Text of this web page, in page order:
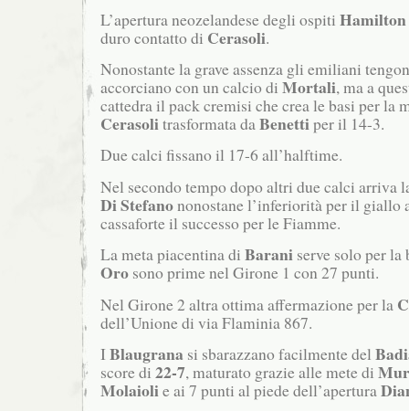
L’apertura neozelandese degli ospiti Hamilton
duro contatto di Cerasoli.
Nonostante la grave assenza gli emiliani
accorciano con un calcio di Mortali, ma a
cattedra il pack cremisi che crea le basi per la
Cerasolitrasformata daBenettiper il 14-3.
Due calci fissano il 17-6 all’halftime.
Nel secondo tempo dopo altri due calci arriva
Di Stefanononostane l’inferiorità per il giallo
cassaforte il successo per le Fiamme.
La meta piacentina di Barani serve solo per la
Oro sono prime nel Girone 1 con 27 punti.
Nel Girone 2 altra ottima affermazione per la
dell’Unione di via Flaminia 867.
IBlaugrana si sbarazzano facilmente del
score di 22-7, maturato grazie alle mete di
Molaiolie ai 7 punti al piede dell’apertura